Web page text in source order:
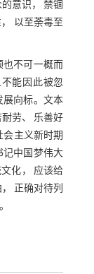
意识， 禁锢
以至荼毒至
也不可一概而
能因此被忽
展向标。文本
劳、 乐善好
主义新时期
记中国梦伟大
化， 应该给
正确对待列